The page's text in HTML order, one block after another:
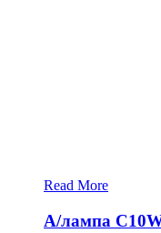
Read More
А/лампа